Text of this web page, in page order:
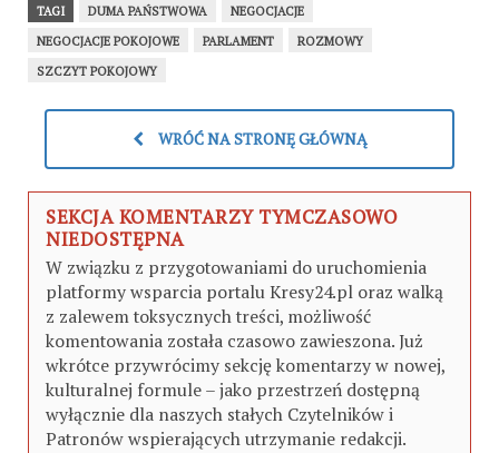
TAGI DUMA PAŃSTWOWA
NEGOCJACJE
NEGOCJACJE POKOJOWE
PARLAMENT
ROZMOWY
SZCZYT POKOJOWY
WRÓĆ NA STRONĘ GŁÓWNĄ
SEKCJA KOMENTARZY TYMCZASOWO
NIEDOSTĘPNA
W związku z przygotowaniami do uruchomienia
platformy wsparcia portalu Kresy24.pl oraz walką
z zalewem toksycznych treści, możliwość
komentowania została czasowo zawieszona. Już
wkrótce przywrócimy sekcję komentarzy w nowej,
kulturalnej formule – jako przestrzeń dostępną
wyłącznie dla naszych stałych Czytelników i
Patronów wspierających utrzymanie redakcji.